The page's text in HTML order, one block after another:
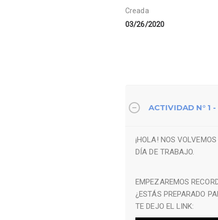
Creada
03/26/2020
ACTIVIDAD N° 1
¡HOLA! NOS
DÍA DE TRABAJO.
EMPEZAREMOS
¿ESTÁS PREPARADO
TE DEJO EL LINK: